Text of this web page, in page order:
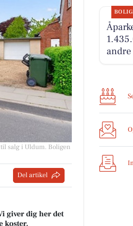
salg i Uldum. Boligen
Del artikel
giver dig her det
koster.